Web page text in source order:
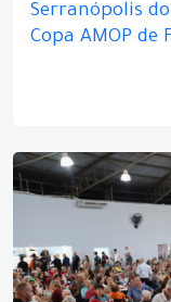
Serranópolis
Copa AMOP de